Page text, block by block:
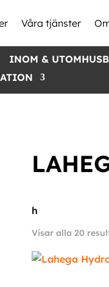
Våra tjänster
INOM &
h
Visar alla 20